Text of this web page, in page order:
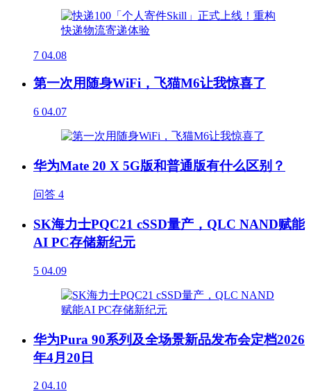
7 04.08
第一次用随身WiFi，飞猫M6让我惊喜了
6 04.07
华为Mate 20 X 5G版和普通版有什么区别？
问答 4
SK海力士PQC21 cSSD量产，QLC NAND赋能
AI PC存储新纪元
5 04.09
华为Pura 90系列及全场景新品发布会定档2026
年4月20日
2 04.10